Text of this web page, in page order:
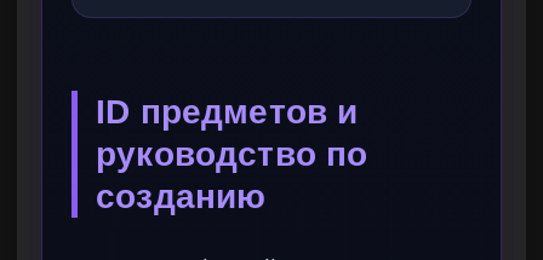
ID предметов и
руководство по
созданию